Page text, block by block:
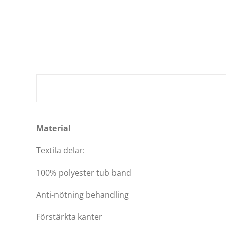
Material
Textila delar:
100% polyester tub band
Anti-nötning behandling
Förstärkta kanter